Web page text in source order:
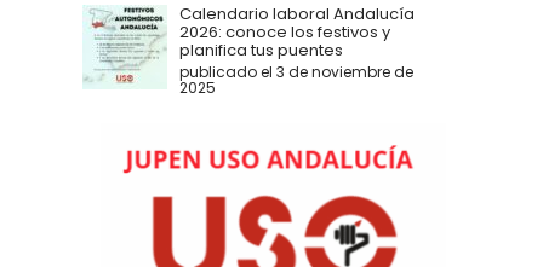
Calendario laboral Andalucía
2026: conoce los festivos y
planifica tus puentes
publicado el 3 de noviembre de
2025